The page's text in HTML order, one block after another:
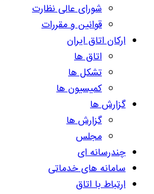
شورای عالی نظارت
قوانین و مقررات
ارکان اتاق ایران
اتاق ها
تشکل ها
کمیسیون ها
گزارش ها
گزارش ها
مجلس
چندرسانه ای
سامانه های خدماتی
ارتباط با اتاق